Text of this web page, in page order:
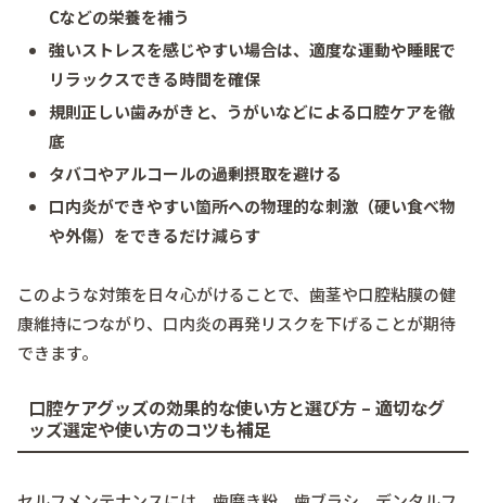
Cなどの栄養を補う
強いストレスを感じやすい場合は、適度な運動や睡眠で
リラックスできる時間を確保
規則正しい歯みがきと、うがいなどによる口腔ケアを徹
底
タバコやアルコールの過剰摂取を避ける
口内炎ができやすい箇所への物理的な刺激（硬い食べ物
や外傷）をできるだけ減らす
このような対策を日々心がけることで、歯茎や口腔粘膜の健
康維持につながり、口内炎の再発リスクを下げることが期待
できます。
口腔ケアグッズの効果的な使い方と選び方 – 適切なグ
ッズ選定や使い方のコツも補足